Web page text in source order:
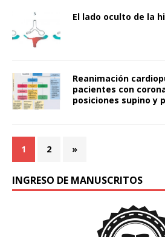
El lado oculto de la
Reanimación
pacientes con
posiciones supino y
1 2 »
INGRESO DE MANUSCRITOS